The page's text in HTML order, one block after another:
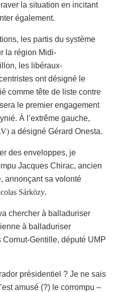
la situation en incitant
également.
les partis du système
la région Midi-
les libéraux-
ont désigné le
comme tête de liste contre
le premier engagement
À l’extrême gauche,
a désigné Gérard Onesta.
des enveloppes, je
Jacques Chirac, ancien
annonçant sa volonté
Sárközy.
chercher à balladuriser
à balladuriser
Gentille, député UMP
présidentiel ? Je ne sais
amusé (?) le corrompu –